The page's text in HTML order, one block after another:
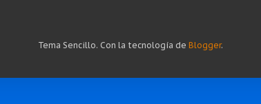
Tema Sencillo. Con la tecnología de Blogger.